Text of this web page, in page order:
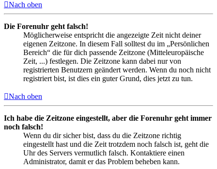
Nach oben
Die Forenuhr geht falsch!
Möglicherweise entspricht die angezeigte Zeit nicht deiner
eigenen Zeitzone. In diesem Fall solltest du im „Persönlichen
Bereich“ die für dich passende Zeitzone (Mitteleuropäische
Zeit, ...) festlegen. Die Zeitzone kann dabei nur von
registrierten Benutzern geändert werden. Wenn du noch nicht
registriert bist, ist dies ein guter Grund, dies jetzt zu tun.
Nach oben
Ich habe die Zeitzone eingestellt, aber die Forenuhr geht immer
noch falsch!
Wenn du dir sicher bist, dass du die Zeitzone richtig
eingestellt hast und die Zeit trotzdem noch falsch ist, geht die
Uhr des Servers vermutlich falsch. Kontaktiere einen
Administrator, damit er das Problem beheben kann.